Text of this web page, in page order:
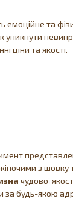
емоційне та
уникнути
ціни та якості.
з шовку
чудової
за будь-якою